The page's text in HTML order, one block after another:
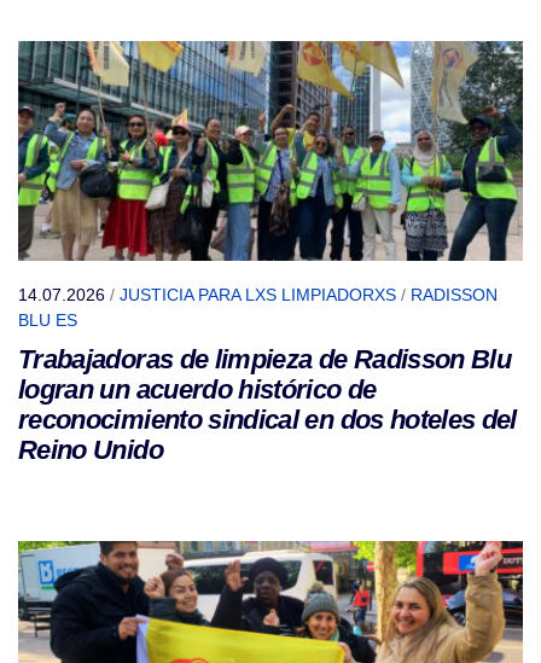
14.07.2026 / JUSTICIA PARA LXS LIMPIADORXS / RADISSON
BLU ES
Trabajadoras de limpieza de Radisson Blu
logran un acuerdo histórico de
reconocimiento sindical en dos hoteles del
Reino Unido